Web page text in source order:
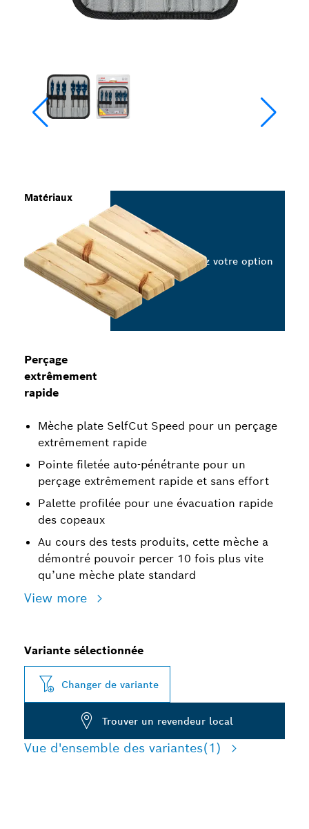
Perçage
extrêmement
rapide
Mèche plate SelfCut Speed pour un perçage
extrêmement rapide
Pointe filetée auto-pénétrante pour un
perçage extrêmement rapide et sans effort
Palette profilée pour une évacuation rapide
des copeaux
Au cours des tests produits, cette mèche a
démontré pouvoir percer 10 fois plus vite
qu’une mèche plate standard
View more
Matériaux
Sélectionnez votre option
Variante sélectionnée
Changer de variante
Trouver un revendeur local
Vue d'ensemble des variantes(1)